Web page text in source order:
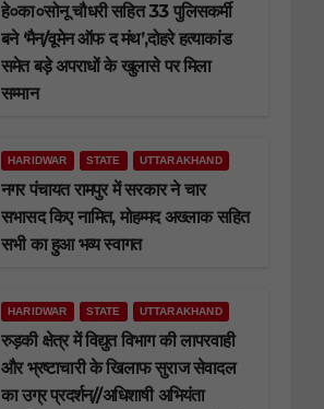
हे०का०सोनू चौधरी सहित 33 पुलिसकर्मी
बने ‘मैन/वूमेन ऑफ द मंथ’,दोहरे हत्याकांड
समेत बड़े अपराधों के खुलासे पर मिला
सम्मान
HARIDWAR STATE UTTARAKHAND
नगर पंचायत रामपुर में सरकार ने चार
सभासद किए नामित, मोहम्मद अख्लाक सहित
सभी का हुआ भव्य स्वागत
HARIDWAR STATE UTTARAKHAND
रुड़की क्षेत्र में विद्युत विभाग की लापरवाही
और भ्रष्टाचारी के खिलाफ सुराज सेवादल
का उग्र प्रदर्शन//अधिशाषी अभियंता